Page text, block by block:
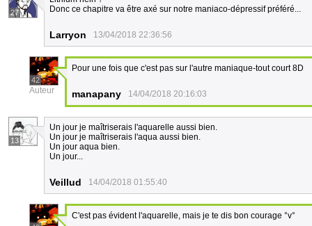
27
Donc ce chapitre va être axé sur notre maniaco-dépressif préféré...
Larryon 13/04/2018 22:36:56
42
Auteur
Pour une fois que c'est pas sur l'autre maniaque-tout court 8D
manapany 14/04/2018 20:16:03
13
Un jour je maîtriserais l'aquarelle aussi bien.
Un jour je maîtriserais l'aqua aussi bien.
Un jour aqua bien.
Un jour...
Veillud 14/04/2018 01:55:40
C'est pas évident l'aquarelle, mais je te dis bon courage °v°